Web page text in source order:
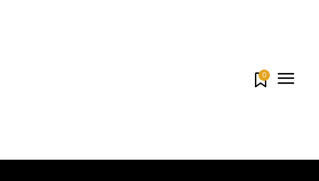
0